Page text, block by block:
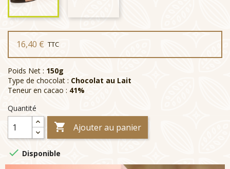
16,40 € TTC
Poids Net : 150g
Type de chocolat : Chocolat au Lait
Teneur en cacao : 41%
Quantité
 Ajouter au panier
 Disponible